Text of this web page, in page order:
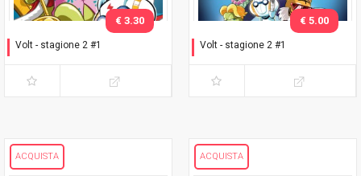
Volt - stagione 2 #1
€ 3.30
Volt - stagione 2 #1
Lucca C&G 2018
€ 5.00
ACQUISTA ACQUISTA